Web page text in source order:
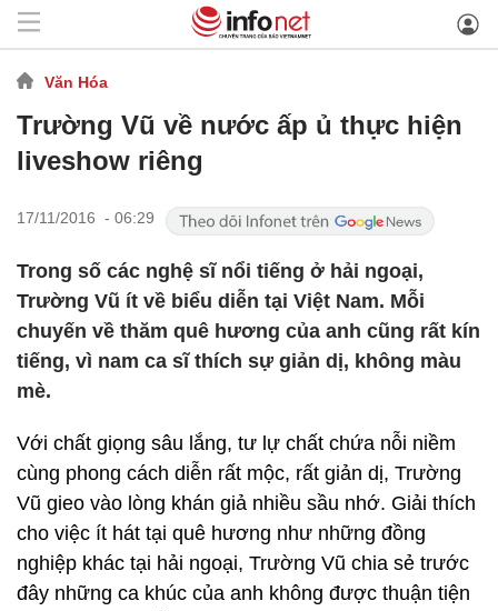
Văn Hóa
Trường Vũ về nước ấp ủ thực hiện
liveshow riêng
17/11/2016 - 06:29
Trong số các nghệ sĩ nổi tiếng ở hải ngoại,
Trường Vũ ít về biểu diễn tại Việt Nam. Mỗi
chuyến về thăm quê hương của anh cũng rất kín
tiếng, vì nam ca sĩ thích sự giản dị, không màu
mè.
Với chất giọng sâu lắng, tư lự chất chứa nỗi niềm
cùng phong cách diễn rất mộc, rất giản dị, Trường
Vũ gieo vào lòng khán giả nhiều sầu nhớ. Giải thích
cho việc ít hát tại quê hương như những đồng
nghiệp khác tại hải ngoại, Trường Vũ chia sẻ trước
đây những ca khúc của anh không được thuận tiện